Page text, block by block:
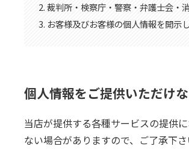
2. 裁判所・検察庁・警察・弁護士会・
3. お客様及びお客様の個人情報を開示
個人情報をご提供いただけ
当店が提供する各種サービスの提供
ない場合がありますので、ご了承下さ